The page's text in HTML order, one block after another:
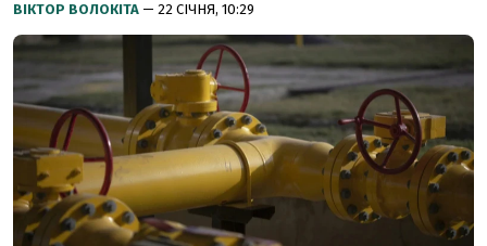
ВІКТОР ВОЛОКІТА — 22 СІЧНЯ, 10:29